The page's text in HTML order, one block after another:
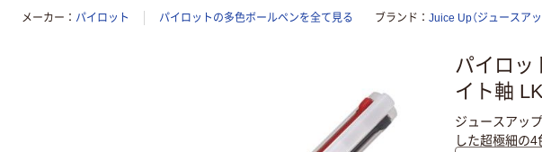
メーカー パイロット パイロットの多色ボールペンを全て見る ブランド Juice Up（ジュースアッ
パイロッ
イト軸
ジュースアッ
した超極細の4